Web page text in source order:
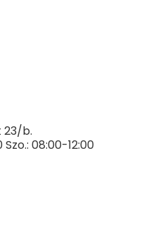
23/b.
08:00-12:00